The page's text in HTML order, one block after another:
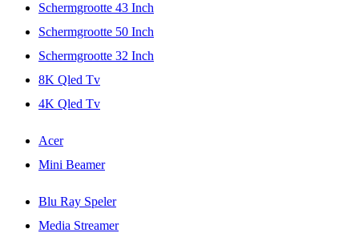
Schermgrootte 43 Inch
Schermgrootte 50 Inch
Schermgrootte 32 Inch
8K Qled Tv
4K Qled Tv
Acer
Mini Beamer
Blu Ray Speler
Media Streamer